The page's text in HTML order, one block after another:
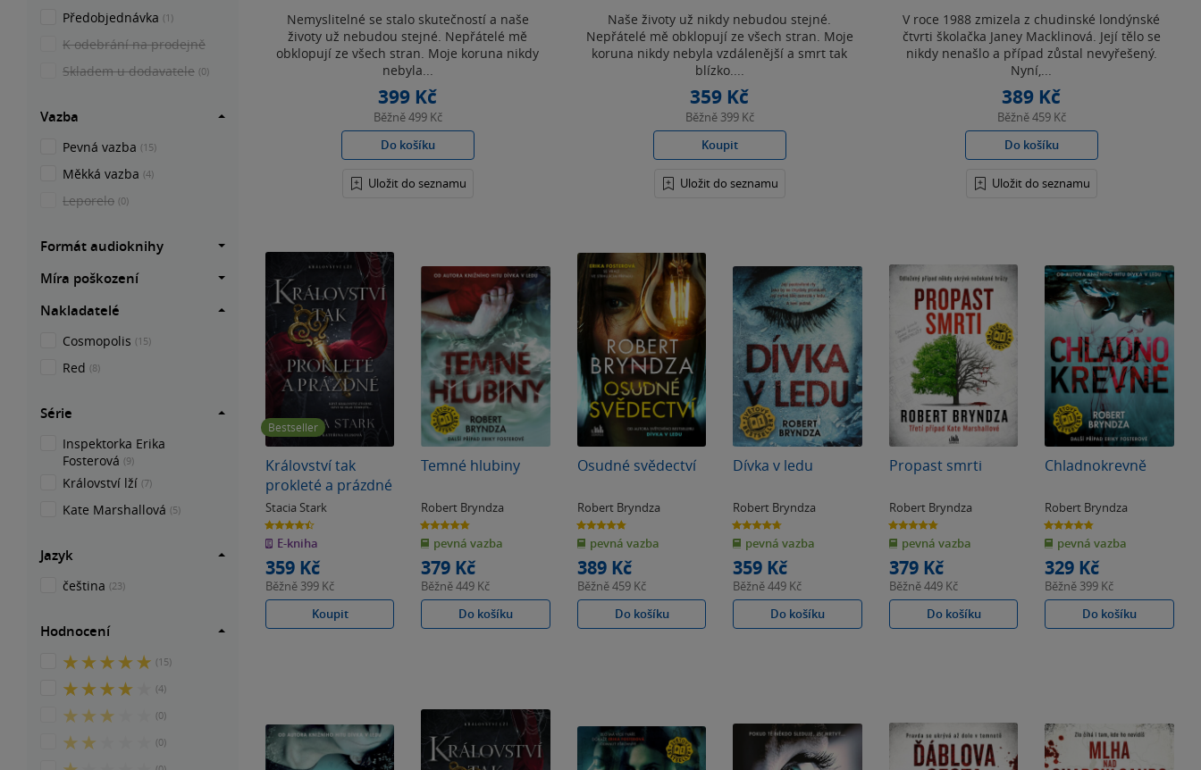
Nemyslitelné se stalo skutečností a naše
životy už nebudou stejné. Nepřátelé mě
obklopují ze všech stran. Moje koruna nikdy
nebyla...
399 Kč
Běžně499 Kč
Do košíku
Uložit do seznamu
Naše životy už nikdy nebudou stejné.
Nepřátelé mě obklopují ze všech stran. Moje
koruna nikdy nebyla vzdálenější a smrt tak
blízko....
359 Kč
Běžně 399 Kč
Koupit
Uložit do seznamu
V roce 1988 zmizela z chudinské londýnské
čtvrti školačka Janey Macklinová. Její tělo se
nikdy nenašlo a případ zůstal nevyřešený.
Nyní,...
389 Kč
Běžně459 Kč
Do košíku
Uložit do seznamu
Bestseller
Království tak
prokleté a prázdné
Stacia Stark
4.5
z
5
hvězdiček
E-kniha
359 Kč
Běžně 399 Kč
Koupit
Temné hlubiny
Robert Bryndza
4.8
z
5
hvězdiček
pevná vazba
379 Kč
Běžně449 Kč
Do košíku
Osudné svědectví
Robert Bryndza
4.8
z
5
hvězdiček
pevná vazba
389 Kč
Běžně459 Kč
Do košíku
Dívka v ledu
Robert Bryndza
4.7
z
5
hvězdiček
pevná vazba
359 Kč
Běžně449 Kč
Do košíku
Propast smrti
Robert Bryndza
4.8
z
5
hvězdiček
pevná vazba
379 Kč
Běžně449 Kč
Do košíku
Chladnokrevně
Robert Bryndza
4.8
z
5
hvězdiček
pevná vazba
329 Kč
Běžně 399 Kč
Do košíku
Předobjednávka (1)
K odebrání na prodejně
Skladem u dodavatele (0)
Vazba
Pevná vazba (15)
Měkká vazba (4)
Leporelo (0)
Formát audioknihy
Míra poškození
Nakladatelé
Cosmopolis (15)
Red (8)
Série
Inspektorka Erika
Fosterová (9)
Království lží (7)
Kate Marshallová (5)
Jazyk
čeština (23)
Hodnocení
5
5
hvězdiček
(15)
4
5
hvězdiček
(4)
3
5
hvězdiček
(0)
2
(0)